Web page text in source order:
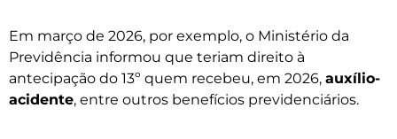
Em março de 2026, por exemplo, o Ministério da
Previdência informou que teriam direito à
antecipação do 13º quem recebeu, em 2026, auxílio-
acidente, entre outros benefícios previdenciários.